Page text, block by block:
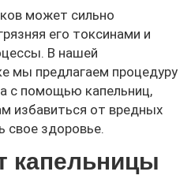
может сильно
его токсинами и
В нашей
мы предлагаем процедуру
с помощью капельниц,
избавиться от вредных
свое здоровье.
капельницы